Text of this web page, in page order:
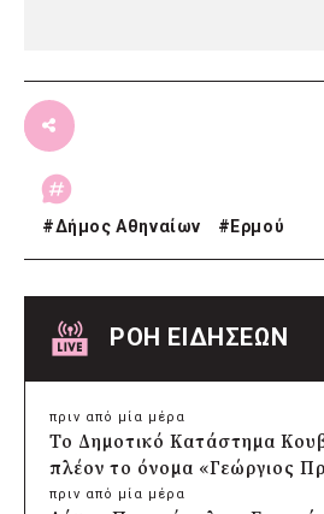
#Δήμος Αθηναίων # Ερμού
ΡΟΗ ΕΙΔΗΣΕΩΝ
πριν από μία μέρα
Το Δημοτικό Κατάστημα
πλέον το όνομα «Γεώργιος
πριν από μία μέρα